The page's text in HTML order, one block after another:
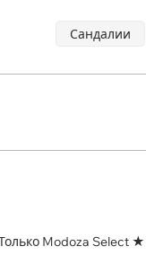
Сандалии
Modoza Select ★